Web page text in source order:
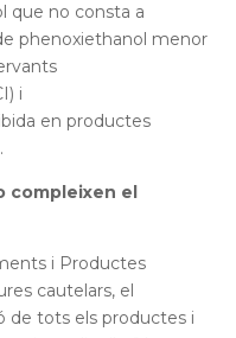
que no consta a
phenoxiethanol menor
i
en productes
compleixen el
i Productes
cautelars, el
de tots els productes i